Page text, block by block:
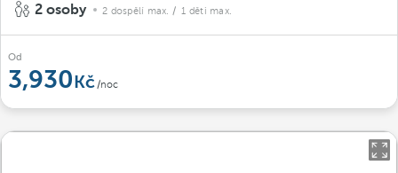
2 osoby 2 dospělí max. / 1 děti max.
Od
3,930 /noc